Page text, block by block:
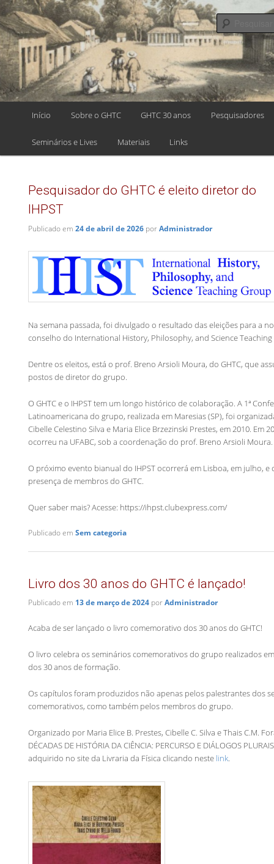
Pular
para
o
conteúdo
principal
Pular
para
o
conteúdo
secundárioGRUPO DE
HISTÓRIA,
E ENSINO DE
CIÊNCIAS
Início Sobre o GHTC GHTC 30 anos Pesquisadores
Seminários e Lives Materiais Links
Pesquisador do GHTC é eleito diretor do
IHPST
Publicado em 24 de abril de 2026 porAdministrador
Na semana passada, foi divulgado o resultado das eleições para a
conselho do International History, Philosophy, and Science Teaching
Dentre os eleitos, está o prof. Breno Arsioli Moura, do GHTC, que
postos de diretor do grupo.
O GHTC e o IHPST tem um longo histórico de colaboração. A 1ª
Latinoamericana do grupo, realizada em Maresias (SP), foi
Cibelle Celestino Silva e Maria Elice Brzezinski Prestes, em 2010. Em
ocorreu na UFABC, sob a coordenação do prof. Breno Arsioli Moura.
O próximo evento bianual do IHPST ocorrerá em Lisboa, em julho, e
presença de membros do GHTC.
Quer saber mais? Acesse: https://ihpst.clubexpress.com/
Publicado em Sem categoria
Livro dos 30 anos do GHTC é lançado!
Publicado em 13 de março de 2024 porAdministrador
Acaba de ser lançado o livro comemorativo dos 30 anos do GHTC!
O livro celebra os seminários comemorativos do grupo realizados
dos 30 anos de formação.
Os capítulos foram produzidos não apenas pelos palestrantes dos
comemorativos, como também pelos membros do grupo.
Organizado por Maria Elice B. Prestes, Cibelle C. Silva e Thais C.M.
DÉCADAS DE HISTÓRIA DA CIÊNCIA: PERCURSO E DIÁLOGOS
adquirido no site da Livraria da Física clicando neste link.